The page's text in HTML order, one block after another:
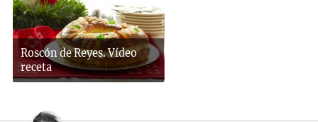
Roscón de Reyes. Vídeo
receta